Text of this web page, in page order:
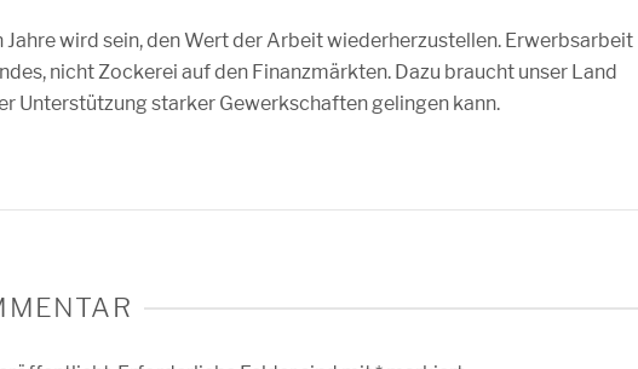
wird sein, den Wert der Arbeit wiederherzustellen. Erwerbsarbeit
nicht Zockerei auf den Finanzmärkten. Dazu braucht unser Land
Unterstützung starker Gewerkschaften gelingen kann.